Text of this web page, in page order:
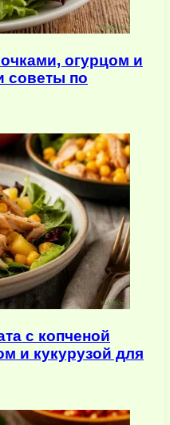
огурцом и
советы по
с копченой
и кукурузой для